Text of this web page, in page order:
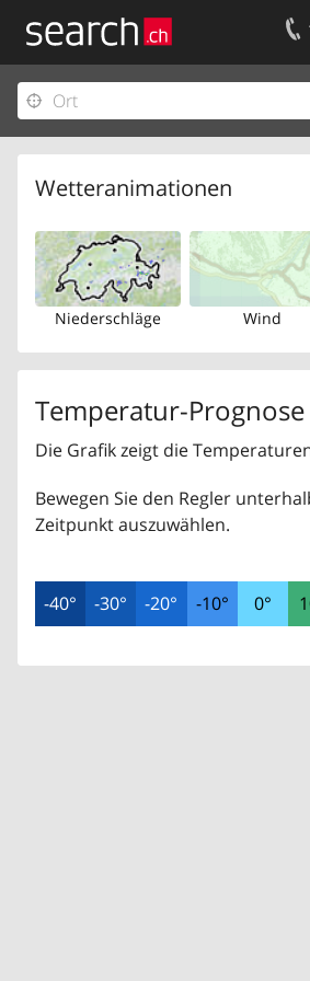
Wetteranimationen
Niederschläge Wind
Temperatur-Prognose
Die Grafik zeigt die
Bewegen Sie den Regler
Zeitpunkt auszuwählen.
-40° -30° -20° -10° 0°
Ihr Eintrag
Kundencenter Geschäftskunden